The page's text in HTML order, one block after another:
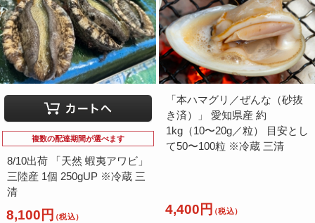
複数の配達期間が選べます
8/10出荷 「天然 蝦夷アワビ」
三陸産 1個 250gUP ※冷蔵 三
清
8,100円（税込）
「本ハマグリ／ぜんな（砂抜
き済）」 愛知県産 約
1kg（10〜20g／粒） 目安とし
て50〜100粒 ※冷蔵 三清
4,400円（税込）